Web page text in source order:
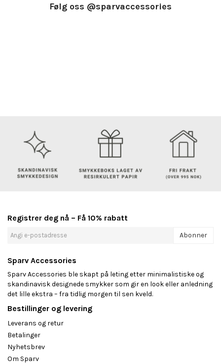
Følg oss @sparvaccessories
Registrer deg nå – Få 10% rabatt
Abonner
Sparv Accessories
Sparv Accessories ble skapt på leting etter minimalistiske og
skandinavisk designede smykker som gir en look eller anledning
det lille ekstra – fra tidlig morgen til sen kveld.
Bestillinger og levering
Leverans og retur
Betalinger
Nyhetsbrev
Om Sparv